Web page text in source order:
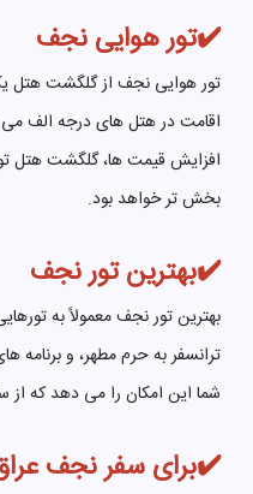
✔️تور هوایی نجف
تور هوایی نجف از گلگشت هتل
اقامت در هتل های درجه الف می
افزایش قیمت ها، گلگشت هتل
بخش تر خواهد بود.
✔️بهترین تور نجف
بهترین تور نجف معمولاً به
ترانسفر به حرم مطهر، و
شما این امکان را می دهد که از
✔️برای سفر نجف عراق